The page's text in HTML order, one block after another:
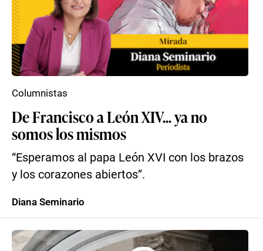
De Francisco a León XIV... ya no
somos los mismos
“Esperamos al papa León XVI con los brazos
y los corazones abiertos”.
Columnistas
Diana Seminario